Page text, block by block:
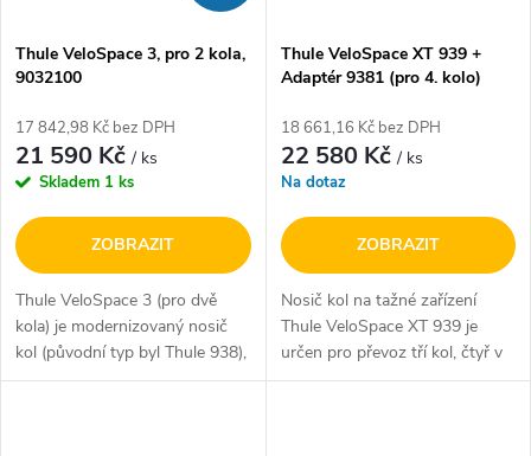
Thule VeloSpace 3, pro 2 kola,
9032100
17 842,98 Kč bez DPH
21 590 Kč/ ks
Skladem 1 ks
ZOBRAZIT
Thule VeloSpace 3 (pro dvě
kola) je modernizovaný nosič
kol (původní typ byl Thule 938),
určený pro převoz středně
Thule VeloSpace XT 939 +
Adaptér 9381 (pro 4. kolo)
18 661,16 Kč bez DPH
22 580 Kč/ ks
Na dotaz
ZOBRAZIT
Nosič kol na tažné zařízení
Thule VeloSpace XT 939 je
určen pro převoz tří kol, čtyř v
případě adaptéru Thule 9381.